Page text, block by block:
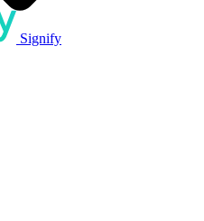
Signify